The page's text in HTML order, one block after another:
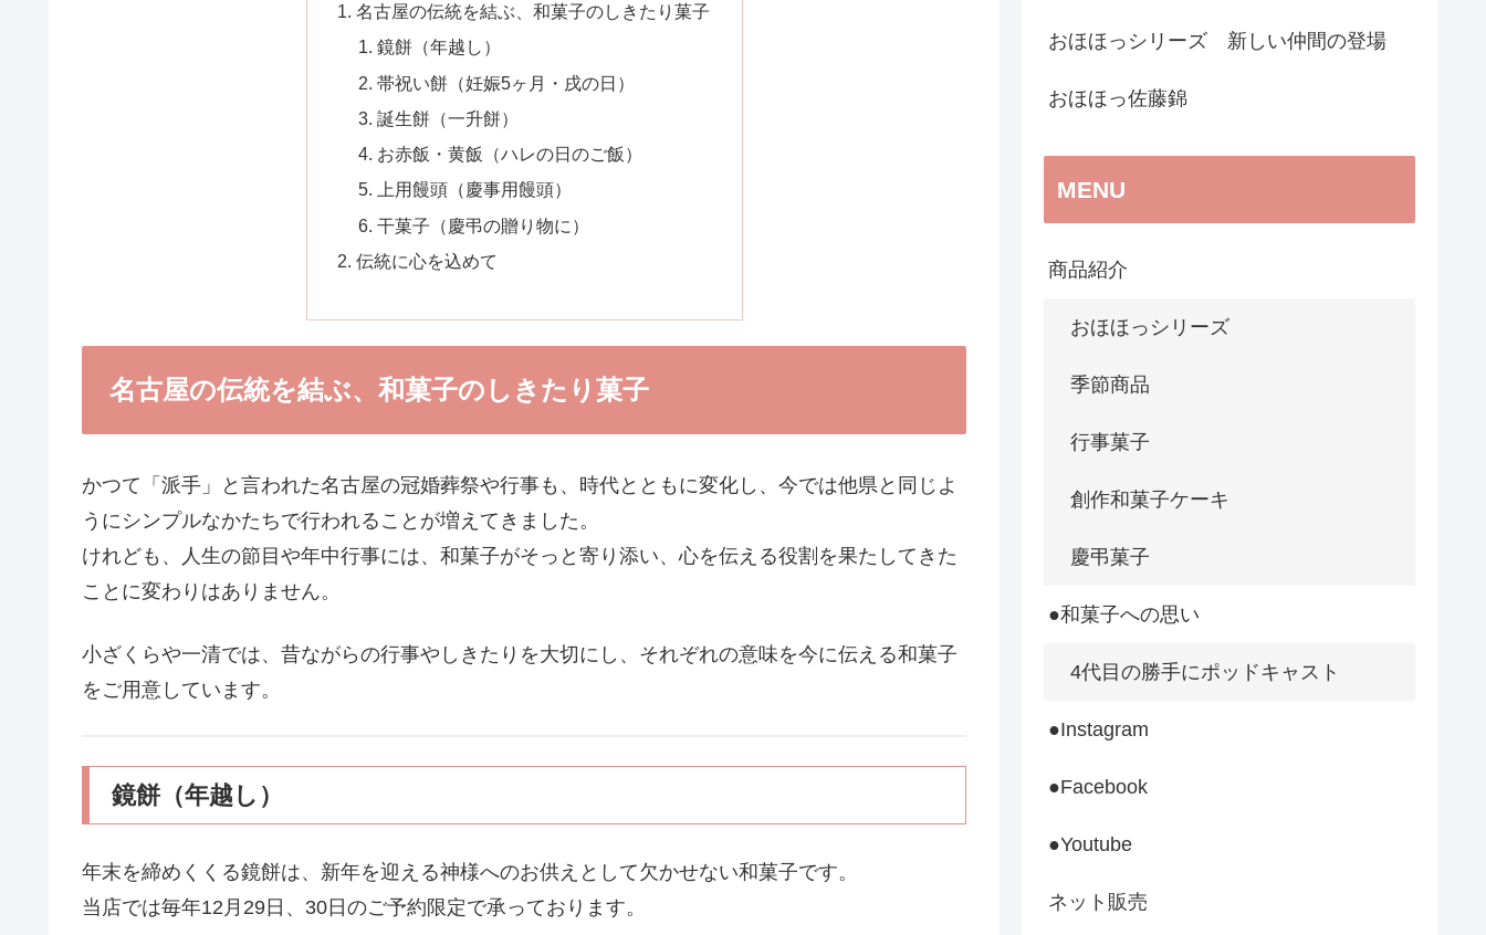
名古屋の伝統を結ぶ、和菓子のしきたり菓子
鏡餅（年越し）
帯祝い餅（妊娠5ヶ月・戌の日）
誕生餅（一升餅）
お赤飯・黄飯（ハレの日のご飯）
上用饅頭（慶事用饅頭）
干菓子（慶弔の贈り物に）
伝統に心を込めて
名古屋の伝統を結ぶ、和菓子のしきたり菓子
かつて「派手」と言われた名古屋の冠婚葬祭や行事も、時代とともに変化し、今では他県と同じよ
うにシンプルなかたちで行われることが増えてきました。
けれども、人生の節目や年中行事には、和菓子がそっと寄り添い、心を伝える役割を果たしてきた
ことに変わりはありません。
小ざくらや一清では、昔ながらの行事やしきたりを大切にし、それぞれの意味を今に伝える和菓子
をご用意しています。
鏡餅（年越し）
年末を締めくくる鏡餅は、新年を迎える神様へのお供えとして欠かせない和菓子です。
当店では毎年12月29日、30日のご予約限定で承っております。
おほほっシリーズ 新しい仲間の登場
おほほっ佐藤錦
MENU
商品紹介
おほほっシリーズ
季節商品
行事菓子
創作和菓子ケーキ
慶弔菓子
●和菓子への思い
4代目の勝手にポッドキャスト
●Instagram
●Facebook
●Youtube
ネット販売